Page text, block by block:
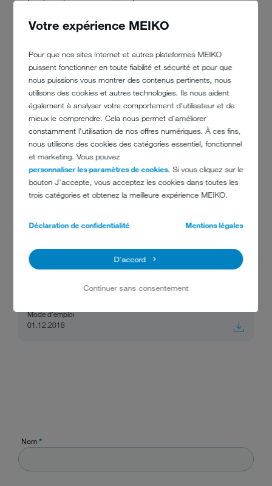
Votre expérience MEIKO
Pour que nos sites Internet et autres plateformes MEIKO
puissent fonctionner en toute fiabilité et sécurité et pour que
nous puissions vous montrer des contenus pertinents, nous
utilisons des cookies et autres technologies. Ils nous aident
également à analyser votre comportement d'utilisateur et de
mieux le comprendre. Cela nous permet d'améliorer
constamment l'utilisation de nos offres numériques. À ces fins,
nous utilisons des cookies des catégories essentiel, fonctionnel
et marketing. Vous pouvez
personnaliser les paramètres de cookies. Si vous cliquez sur le
bouton J'accepte, vous acceptez les cookies dans toutes les
trois catégories et obtenez la meilleure expérience MEIKO.
Déclaration de confidentialité Mentions légales
D'accord
Continuer sans consentement
Instructions succinctes
TopClean 60 M2
Instructions succinctes
01.04.2008
Mode d'emploi
Mode d'emploi
01.04.2008
Mode d'emploi
01.12.2018
Nom*